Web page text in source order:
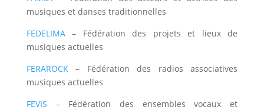
musiques et danses traditionnelles
FEDELIMA– Fédération des projets et lieux de
musiques actuelles
FERAROCK– Fédération des radios associatives
musiques actuelles
FEVIS – Fédération des ensembles vocaux et